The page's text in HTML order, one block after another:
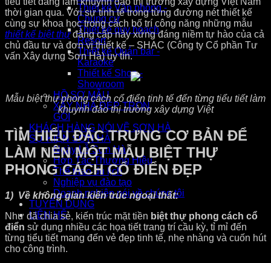
Thiết kế Văn phòng -
Chung cư
Thiết kế quy hoạch
Resort
Thiết kế Quán bar -
Karaoke
Thiết kế Shop -
Showroom
HỒ SƠ MẪU
XÂY NHÀ ĐẸP TRỌN
GÓI
KHÁCH HÀNG NÓI VỀ SƠN HÀ
SỰ KIỆN SƠN HÀ
Ngày Lễ Sơn Hà
Hợp Tác Thương Hiệu
Thể thao du lịch
Nghiệp vụ đào tạo
Doanh nghiệp nói về chúng tôi
TUYỂN DỤNG
LIÊN HỆ
thời gian qua. Với sự tinh tế trong từng đường nét thiết kế
cùng sự khoa học trong cách bố trí công năng những mẫu
thiết kế biệt thựđẳng cấp này xứng đáng niềm tự hào của cả
chủ đầu tư và đơn vị thiết kế – SHAC (Công ty Cổ phần Tư
vấn Xây dựng Sơn Hà) uy tín.
Mẫu biệt thự phong cách cổ điển tinh tế đến từng tiểu tiết làm
khuynh đảo thị trường xây dựng Việt
TÌM HIỂU ĐẶC TRƯNG CƠ BẢN ĐỂ
LÀM NÊN MỘT MẪU BIỆT THỰ
PHONG CÁCH CỔ ĐIỂN ĐẸP
1) Về không gian kiến trúc ngoại thất:
Như đã chia sẻ, kiến trúc mặt tiền biệt thự phong cách cổ
điển sử dụng nhiều các họa tiết trang trí cầu kỳ, tỉ mỉ đến
từng tiểu tiết mang đến vẻ đẹp tinh tế, nhẹ nhàng và cuốn hút
cho công trình.